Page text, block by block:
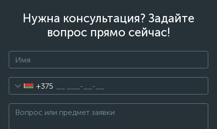
Нужна консультация? Задайте
вопрос прямо сейчас!
+375